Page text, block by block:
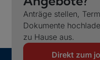
Anträge stellen,
Dokumente
zu Hause aus.
Direkt zum